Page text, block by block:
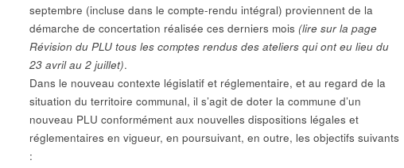
septembre (incluse dans le compte-rendu intégral) proviennent de la
démarche de concertation réalisée ces derniers mois (lire sur la page
Révision du PLU tous les comptes rendus des ateliers qui ont eu lieu du
23 avril au 2 juillet).
Dans le nouveau contexte législatif et réglementaire, et au regard de la
situation du territoire communal, il s’agit de doter la commune d’un
nouveau PLU conformément aux nouvelles dispositions légales et
réglementaires en vigueur, en poursuivant, en outre, les objectifs suivants
: